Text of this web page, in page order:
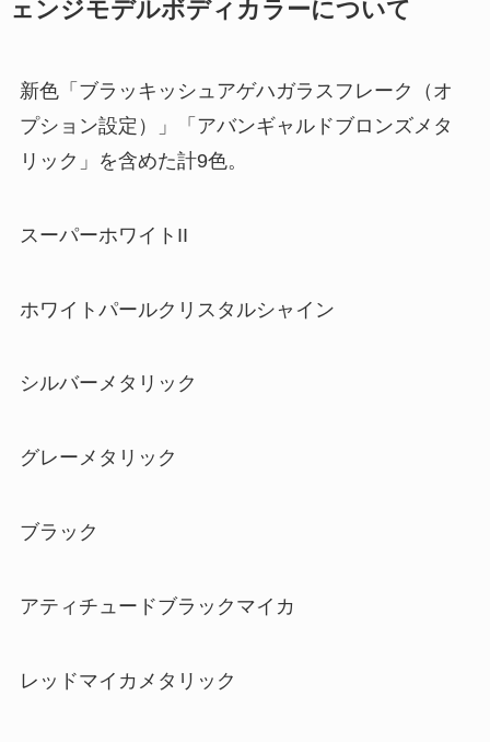
ェンジモデルボディカラーについて
新色「ブラッキッシュアゲハガラスフレーク（オ
プション設定）」「アバンギャルドブロンズメタ
リック」を含めた計9色。
スーパーホワイトII
ホワイトパールクリスタルシャイン
シルバーメタリック
グレーメタリック
ブラック
アティチュードブラックマイカ
レッドマイカメタリック